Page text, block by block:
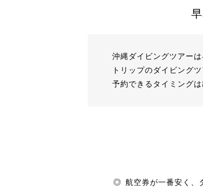
沖縄ダイビングツアー
トリップのダイビング
予約できるタイミング
◎ 航空券が一番安く、